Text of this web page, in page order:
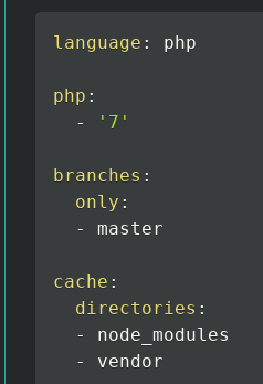
language : php
php :
-
'7'
branches :
only :
-
master
cache :
directories :
-
node_modules
-
vendor